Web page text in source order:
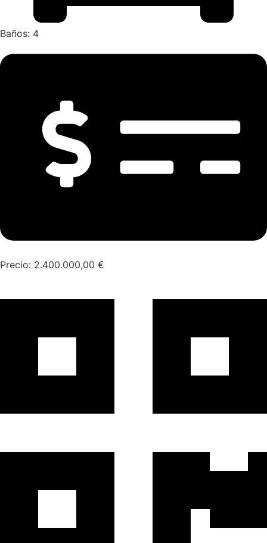
Baños: 4
Precio: 2.400.000,00 €